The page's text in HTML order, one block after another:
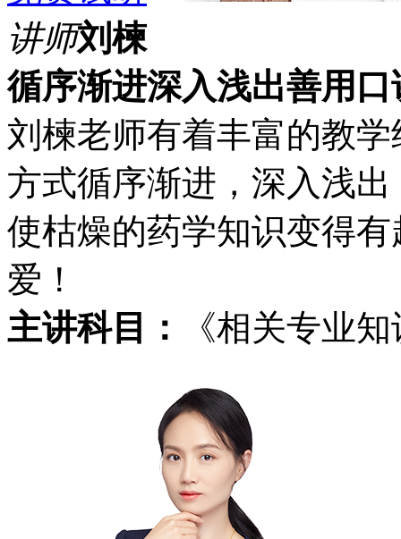
讲师刘楝
循序渐进深入浅出善用口
刘楝老师有着丰富的教
方式循序渐进，深入浅
使枯燥的药学知识变得
爱！
主讲科目：
《相关专业